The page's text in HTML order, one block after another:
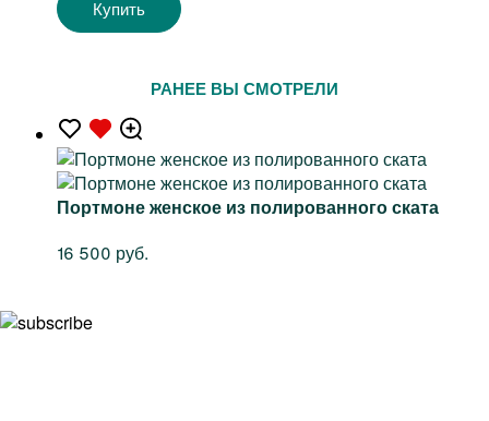
Купить
РАНЕЕ ВЫ СМОТРЕЛИ
Портмоне женское из полированного ската
16 500 руб.